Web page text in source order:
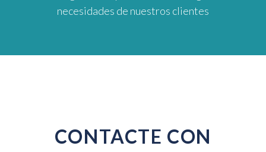
necesidades de nuestros clientes
CONTACTE CON